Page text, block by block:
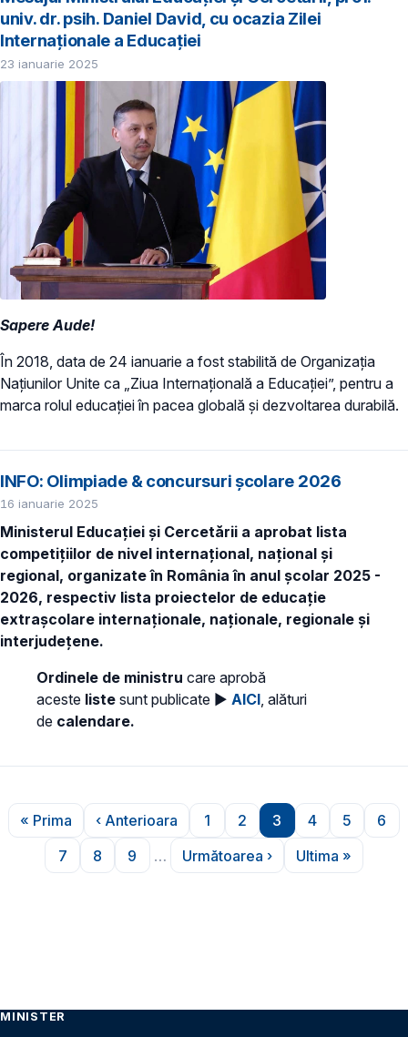
univ. dr. psih. Daniel David, cu ocazia Zilei
Internaționale a Educației
23 ianuarie 2025
Sapere Aude!
În 2018, data de 24 ianuarie a fost stabilită de Organizația
Națiunilor Unite ca „Ziua Internațională a Educației”, pentru a
marca rolul educației în pacea globală și dezvoltarea durabilă.
INFO: Olimpiade & concursuri școlare 2026
16 ianuarie 2025
Ministerul Educației și Cercetării a aprobat lista
competițiilor de nivel internațional, național și
regional, organizate în România în anul școlar 2025 -
2026, respectiv lista proiectelor de educație
extrașcolare internaționale, naționale, regionale și
interjudețene.
Ordinele de ministru care aprobă
aceste liste sunt publicate ► AICI, alături
de calendare.
Paginare
Prima pagină
« Prima
Pagina anterioară
‹ Anterioara
Pagina
1
Pagina
2
Pagina
3
Pagina
4
Pagina
5 6
Pagina
7
Pagina
8
Pagina
9 …
Pagina următoare
Următoarea ›
Ultima
Ultima »
MINISTER